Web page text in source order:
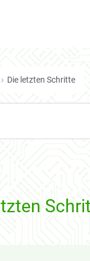
Die letzten Schritte